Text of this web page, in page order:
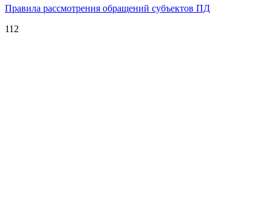
Правила рассмотрения обращений субъектов ПД
112